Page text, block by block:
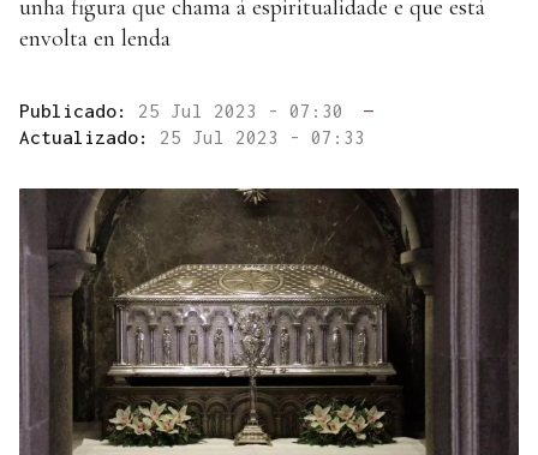
unha figura que chama á espiritualidade e que está
envolta en lenda
Publicado: 25 Jul 2023 - 07:30
—
Actualizado: 25 Jul 2023 - 07:33